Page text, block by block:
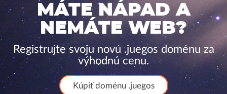
MÁTE NÁPAD A
NEMÁTE WEB?
Registrujte svoju novú .juegos doménu za
výhodnú cenu.
Kúpiť doménu .juegos